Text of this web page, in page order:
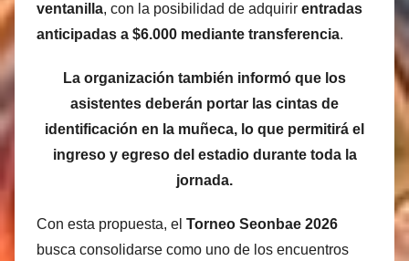
ventanilla, con la posibilidad de adquirir entradas
anticipadas a $6.000 mediante transferencia.
La organización también informó que los
asistentes deberán portar las cintas de
identificación en la muñeca, lo que permitirá el
ingreso y egreso del estadio durante toda la
jornada.
Con esta propuesta, el Torneo Seonbae 2026
busca consolidarse como uno de los encuentros